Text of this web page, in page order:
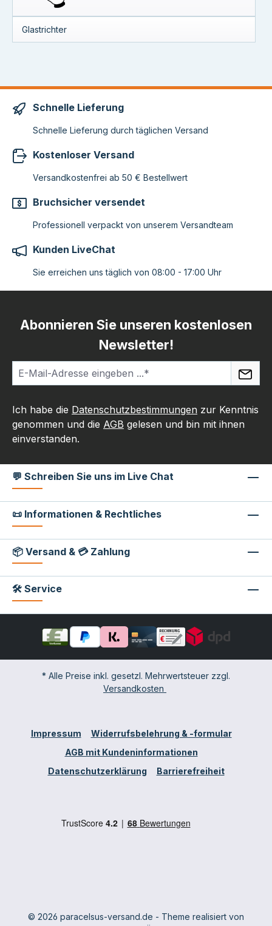
Glastrichter
Schnelle Lieferung
Schnelle Lieferung durch täglichen Versand
Kostenloser Versand
Versandkostenfrei ab 50 € Bestellwert
Bruchsicher versendet
Professionell verpackt von unserem Versandteam
Kunden LiveChat
Sie erreichen uns täglich von 08:00 - 17:00 Uhr
Abonnieren Sie unseren kostenlosen
Newsletter!
Ich habe die Datenschutzbestimmungen zur Kenntnis
genommen und die AGB gelesen und bin mit ihnen
einverstanden.
💬 Schreiben Sie uns im Live Chat
📜 Informationen & Rechtliches
📦 Versand & 💳 Zahlung
🛠 Service
* Alle Preise inkl. gesetzl. Mehrwertsteuer zzgl.
Versandkosten
Impressum
Widerrufsbelehrung & -formular
AGB mit Kundeninformationen
Datenschutzerklärung
Barrierefreiheit
© 2026 paracelsus-versand.de - Theme realisiert von